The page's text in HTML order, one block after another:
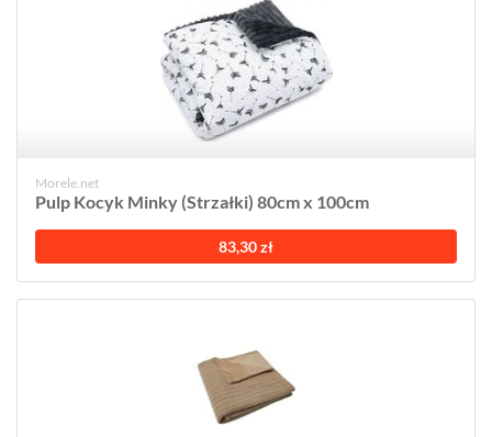
Morele.net
Pulp Kocyk Minky (Strzałki) 80cm x 100cm
83,30 zł